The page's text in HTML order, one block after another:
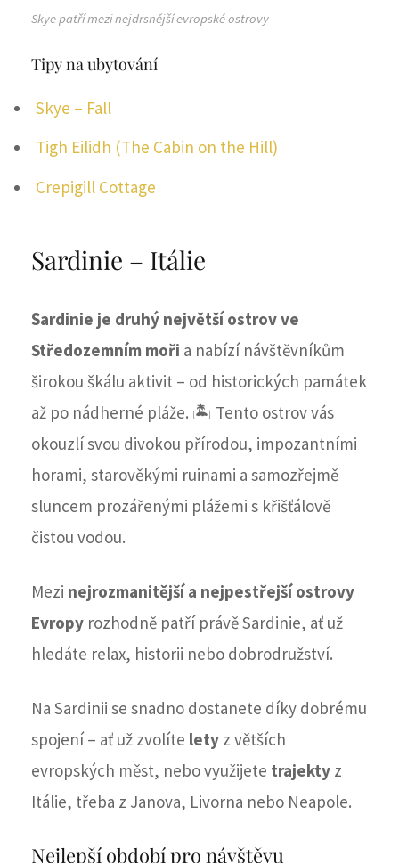
Skye patří mezi nejdrsnější evropské ostrovy
Tipy na ubytování
Skye – Fall
Tigh Eilidh (The Cabin on the Hill)
Crepigill Cottage
Sardinie – Itálie
Sardinie je druhý největší ostrov ve
Středozemním moři a nabízí návštěvníkům
širokou škálu aktivit – od historických památek
až po nádherné pláže. 🏝️ Tento ostrov vás
okouzlí svou divokou přírodou, impozantními
horami, starověkými ruinami a samozřejmě
sluncem prozářenými plážemi s křišťálově
čistou vodou.
Mezi nejrozmanitější a nejpestřejší ostrovy
Evropy rozhodně patří právě Sardinie, ať už
hledáte relax, historii nebo dobrodružství.
Na Sardinii se snadno dostanete díky dobrému
spojení – ať už zvolíte lety z větších
evropských měst, nebo využijete trajekty z
Itálie, třeba z Janova, Livorna nebo Neapole.
Nejlepší období pro návštěvu